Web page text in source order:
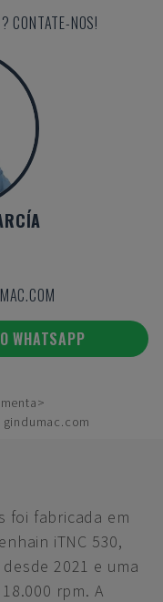
CONTATE-NOS!
WHATSAPP
foi fabricada em
iTNC 530,
2021 e uma
rpm. A